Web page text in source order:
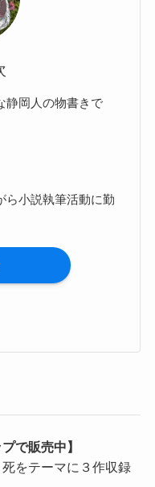
静岡人の物書きで
ら小説執筆活動に勤
で販売中】
をテーマに３作収録